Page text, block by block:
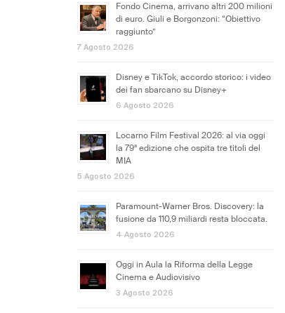
Fondo Cinema, arrivano altri 200 milioni
di euro. Giuli e Borgonzoni: “Obiettivo
raggiunto”
7 Agosto 2026
Disney e TikTok, accordo storico: i video
dei fan sbarcano su Disney+
6 Agosto 2026
Locarno Film Festival 2026: al via oggi
la 79ª edizione che ospita tre titoli del
MIA
5 Agosto 2026
Paramount-Warner Bros. Discovery: la
fusione da 110,9 miliardi resta bloccata.
4 Agosto 2026
Oggi in Aula la Riforma della Legge
Cinema e Audiovisivo
3 Agosto 2026